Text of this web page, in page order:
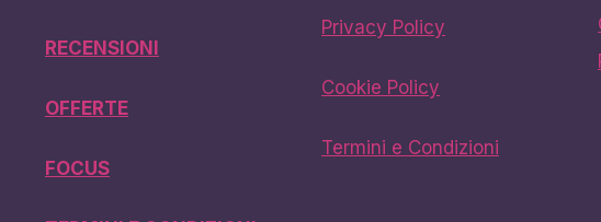
RECENSIONI
OFFERTE
FOCUS
Privacy Policy
Cookie Policy
Termini e Condizioni